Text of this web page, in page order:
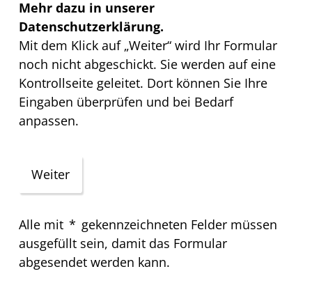
Mehr dazu in unserer
Datenschutzerklärung.
Mit dem Klick auf „Weiter“ wird Ihr Formular
noch nicht abgeschickt. Sie werden auf eine
Kontrollseite geleitet. Dort können Sie Ihre
Eingaben überprüfen und bei Bedarf
anpassen.
Alle mit * gekennzeichneten Felder müssen
ausgefüllt sein, damit das Formular
abgesendet werden kann.